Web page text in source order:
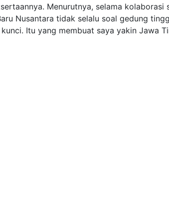
Menurutnya, selama
Nusantara tidak selalu soal gedung
Itu yang membuat saya yakin Jawa